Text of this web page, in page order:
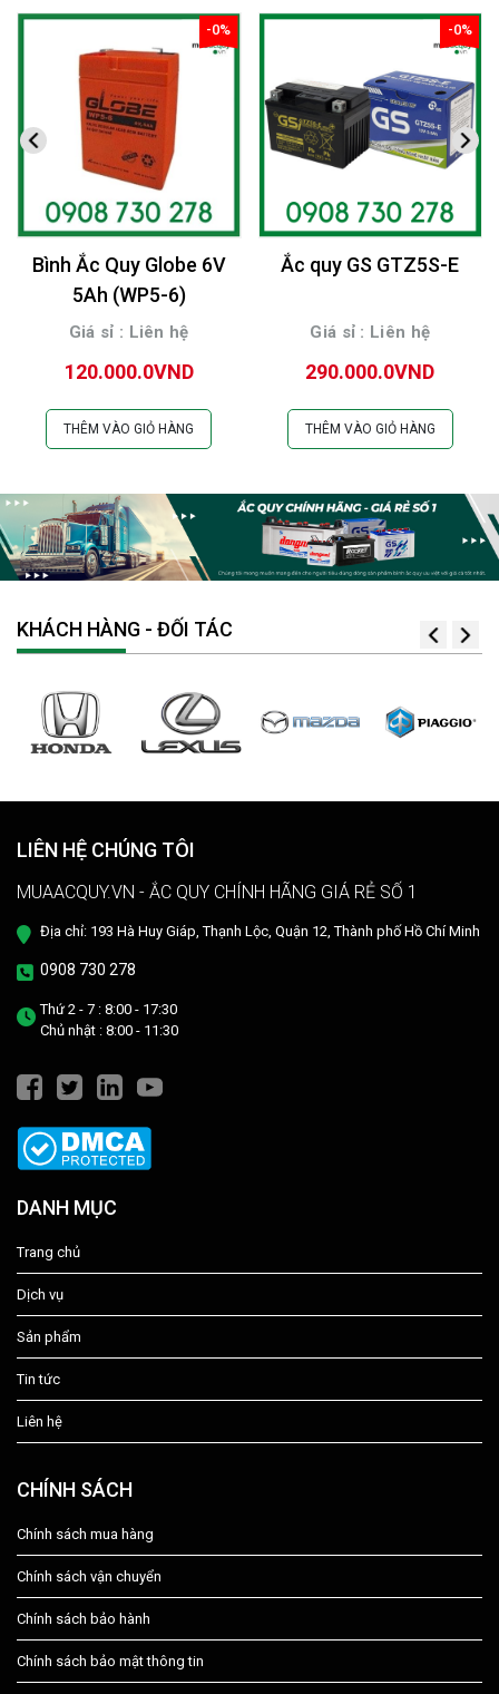
-0%
giảm
Bình Ắc Quy Globe 6V
5Ah (WP5-6)
Giá sỉ : Liên hệ
120.000.0VND
THÊM VÀO GIỎ HÀNG
-0%
giảm
Ắc quy GS GTZ5S-E
Giá sỉ : Liên hệ
290.000.0VND
THÊM VÀO GIỎ HÀNG
KHÁCH HÀNG - ĐỐI TÁC
LIÊN HỆ CHÚNG TÔI
MUAACQUY.VN - ẮC QUY CHÍNH HÃNG GIÁ RẺ SỐ 1
Địa chỉ: 193 Hà Huy Giáp, Thạnh Lộc, Quận 12, Thành phố Hồ Chí Minh
0908 730 278
Thứ 2 - 7 : 8:00 - 17:30
Chủ nhật : 8:00 - 11:30
DANH MỤC
Trang chủ
Dịch vụ
Sản phẩm
Tin tức
Liên hệ
CHÍNH SÁCH
Chính sách mua hàng
Chính sách vận chuyển
Chính sách bảo hành
Chính sách bảo mật thông tin